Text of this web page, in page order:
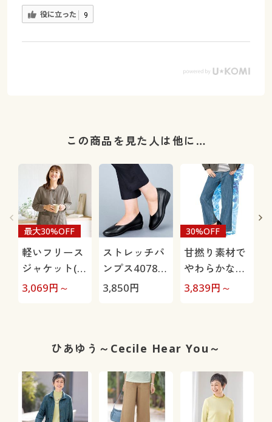
役に立った 9
この商品を見た人は他に…
軽いフリース
ジャケット(洗
濯機OK)
最大30%OFF
3,069円～
ストレッチパ
ンプス4078
(パンジー)(抗
3,850円
甘撚り素材で
やわらかな着
心地ワイドデ
日本製・洗濯
30%OFF
3,839円～
ひあゆう～Cecile Hear You～